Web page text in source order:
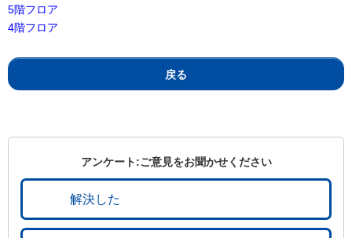
5階フロア
4階フロア
戻る
アンケート:ご意見をお聞かせください
解決した